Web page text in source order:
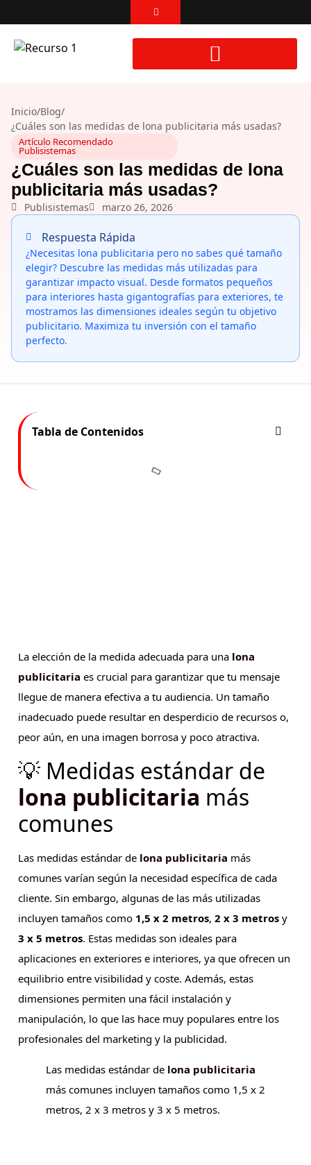
Inicio/Blog/
¿Cuáles son las medidas de lona publicitaria más usadas?
Artículo Recomendado
Publisistemas
¿Cuáles son las medidas de lona
publicitaria más usadas?
Publisistemas marzo 26, 2026
Respuesta Rápida
¿Necesitas lona publicitaria pero no sabes qué tamaño
elegir? Descubre las medidas más utilizadas para
garantizar impacto visual. Desde formatos pequeños
para interiores hasta gigantografías para exteriores, te
mostramos las dimensiones ideales según tu objetivo
publicitario. Maximiza tu inversión con el tamaño
perfecto.
Tabla de Contenidos
La elección de la medida adecuada para una lona
publicitaria es crucial para garantizar que tu mensaje
llegue de manera efectiva a tu audiencia. Un tamaño
inadecuado puede resultar en desperdicio de recursos o,
peor aún, en una imagen borrosa y poco atractiva.
💡 Medidas estándar de
lona publicitaria más
comunes
Las medidas estándar de lona publicitaria más
comunes varían según la necesidad específica de cada
cliente. Sin embargo, algunas de las más utilizadas
incluyen tamaños como 1,5 x 2 metros, 2 x 3 metros y
3 x 5 metros. Estas medidas son ideales para
aplicaciones en exteriores e interiores, ya que ofrecen un
equilibrio entre visibilidad y coste. Además, estas
dimensiones permiten una fácil instalación y
manipulación, lo que las hace muy populares entre los
profesionales del marketing y la publicidad.
Las medidas estándar de lona publicitaria
más comunes incluyen tamaños como 1,5 x 2
metros, 2 x 3 metros y 3 x 5 metros.